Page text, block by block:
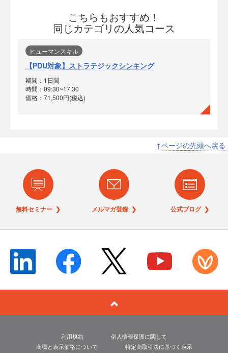
こちらもおすすめ！
同じカテゴリの人気コース
ヒューマンスキル
【PDU対象】ストラテジックシンキング
期間：1日間
時間：09:30~17:30
価格：71,500円(税込)
↑ページの先頭へ戻る
無料セミナー ❯ メルマガ登録 ❯ 公式ブログ ❯
利用規約
個人情報保護に関して
商標と表示価格について
特定商取引法に基づく表示